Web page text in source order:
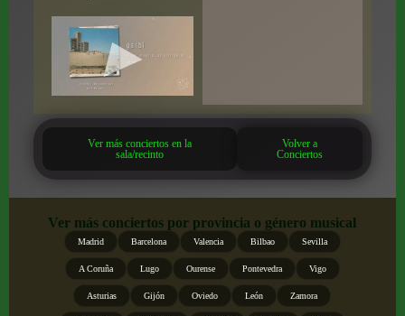
Ver más conciertos en la
sala/recinto
Volver a
Conciertos
Ver más conciertos por provincia o género musical
Madrid Barcelona Valencia Bilbao Sevilla
A Coruña Lugo Ourense Pontevedra Vigo
Asturias Gijón Oviedo León Zamora